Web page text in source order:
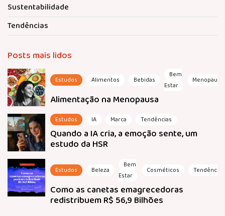
Sustentabilidade
Tendências
Posts mais lidos
Estudos Alimentos Bebidas
Bem
Estar
Menopausa
Alimentação na Menopausa
Estudos IA Marca Tendências
Quando a IA cria, a emoção sente, um
estudo da HSR
Estudos Beleza
Bem
Estar
Cosméticos Tendências
Como as canetas emagrecedoras
redistribuem R$ 56,9 Bilhões